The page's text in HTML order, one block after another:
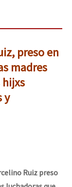
preso en
madres
hijxs
y
Ruiz preso